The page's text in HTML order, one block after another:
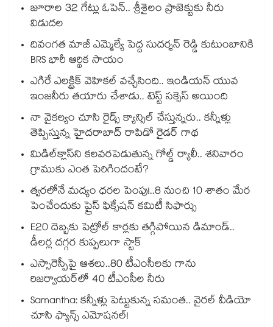
జూరాల 32 గేట్లు ఓపెన్.. శ్రీశైలం ప్రాజెక్టుకు నీరు
విడుదల
దివంగత మాజీ ఎమ్మెల్యే పెద్ద సుదర్శన్ రెడ్డి కుటుంబానికి
BRS భారీ ఆర్థిక సాయం
ఎగిరే ఎలక్ట్రిక్ వెహికల్ వచ్చేసింది.. ఇండియన్ యువ
ఇంజనీరు తయారు చేశాడు.. టెస్ట్ సక్సెస్ అయింది
నా వైకల్యం చూసి రైడ్స్ క్యాన్సిల్ చేస్తున్నరు.. కన్నీళ్లు
తెప్పిస్తున్న హైదరాబాద్ రాపిడో రైడర్ గాథ
మిడిల్‌క్లాస్‌ని కలవరపెడుతున్న గోల్డ్ ర్యాలీ.. శనివారం
గ్రాముకు ఎంత పెరిగిందంటే?
త్వరలోనే మద్యం ధ‌‌ర‌‌ల పెంపు!..8 నుంచి 10 శాతం మేర
పెంచేందుకు ప్రైస్ ఫిక్సేష‌‌న్ క‌‌మిటీ సిఫార్సు
E20 దెబ్బకు పెట్రోల్ కార్లకు తగ్గిపోయిన డిమాండ్..
డీలర్ల దగ్గర కుప్పలుగా స్టాక్
ఎస్సారెస్పీపై ఆశలు..80 టీఎంసీలకు గాను
రిజర్వాయర్‌‌‌‌‌‌‌‌‌‌‌‌‌‌‌‌లో 40 టీఎంసీల నీరు
Samantha: కన్నీళ్లు పెట్టుకున్న సమంత.. వైరల్ వీడియో
చూసి ఫ్యాన్స్ ఎమోషనల్!